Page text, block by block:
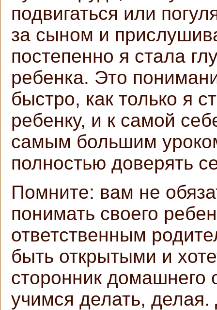
подвигаться или
за сыном и
постепенно я стала
ребенка. Это
быстро, как только я
ребенку, и к самой
самым большим
полностью доверять
Помните: вам не
понимать своего
ответственным
быть открытыми и
сторонник
учимся делать, делая.